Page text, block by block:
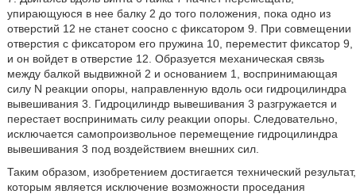
упирающуюся в нее балку 2 до того положения, пока одно из
отверстий 12 не станет соосно с фиксатором 9. При совмещении
отверстия с фиксатором его пружина 10, переместит фиксатор 9,
и он войдет в отверстие 12. Образуется механическая связь
между балкой выдвижной 2 и основанием 1, воспринимающая
силу N реакции опоры, направленную вдоль оси гидроцилиндра
вывешивания 3. Гидроцилиндр вывешивания 3 разгружается и
перестает воспринимать силу реакции опоры. Следовательно,
исключается самопроизвольное перемещение гидроцилиндра
вывешивания 3 под воздействием внешних сил.
Таким образом, изобретением достигается технический результат,
которым является исключение возможности проседания